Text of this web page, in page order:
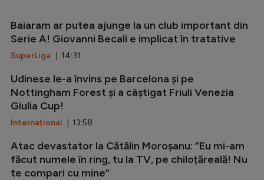
Baiaram ar putea ajunge la un club important din
Serie A! Giovanni Becali e implicat în tratative
SuperLiga | 14:31
Udinese le-a învins pe Barcelona și pe
Nottingham Forest și a câștigat Friuli Venezia
Giulia Cup!
Internațional | 13:58
Atac devastator la Cătălin Moroșanu: ”Eu mi-am
făcut numele în ring, tu la TV, pe chiloțăreală! Nu
te compari cu mine”